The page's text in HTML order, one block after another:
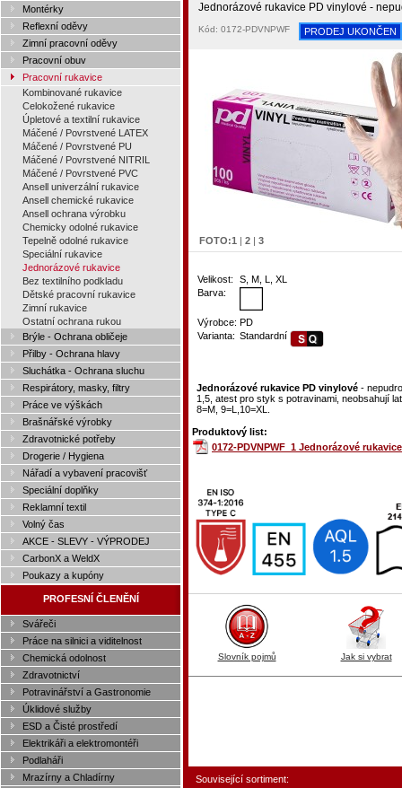
Montérky
Reflexní oděvy
Zimní pracovní oděvy
Pracovní obuv
Pracovní rukavice
Kombinované rukavice
Celokožené rukavice
Úpletové a textilní rukavice
Máčené / Povrstvené LATEX
Máčené / Povrstvené PU
Máčené / Povrstvené NITRIL
Máčené / Povrstvené PVC
Ansell univerzální rukavice
Ansell chemické rukavice
Ansell ochrana výrobku
Chemicky odolné rukavice
Tepelně odolné rukavice
Speciální rukavice
Jednorázové rukavice
Bez textilního podkladu
Dětské pracovní rukavice
Zimní rukavice
Ostatní ochrana rukou
Brýle - Ochrana obličeje
Přilby - Ochrana hlavy
Sluchátka - Ochrana sluchu
Respirátory, masky, filtry
Práce ve výškách
Brašnářské výrobky
Zdravotnické potřeby
Drogerie / Hygiena
Nářadí a vybavení pracovišť
Speciální doplňky
Reklamní textil
Volný čas
AKCE - SLEVY - VÝPRODEJ
CarbonX a WeldX
Poukazy a kupóny
PROFESNÍ ČLENĚNÍ
Svářeči
Práce na silnici a viditelnost
Chemická odolnost
Zdravotnictví
Potravinářství a Gastronomie
Úklidové služby
ESD a Čisté prostředí
Elektrikáři a elektromontéři
Podlaháři
Mrazírny a Chladírny
Jednorázové rukavice PD vinylové -
Kód: 0172-PDVNPWF PRODEJ UKONČEN
FOTO:1 | 2 | 3
Velikost:
S, M, L, XL
Barva:
Výrobce: PD
Varianta: Standardní
Jednorázové rukavice PD vinylové -
1,5, atest pro styk s potravinami, neobsahují
8=M, 9=L,10=XL.
Produktový list:
0172-PDVNPWF_1 Jednorázové
Slovník pojmů Jak si vybrat
Související sortiment: